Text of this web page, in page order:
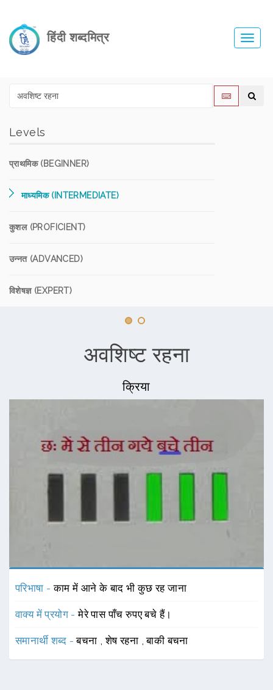
हिंदी शब्दमित्र
Levels
प्राथमिक (BEGINNER)
माध्यमिक (INTERMEDIATE)
कुशल (PROFICIENT)
उन्नत (ADVANCED)
विशेषज्ञ (EXPERT)
अवशिष्ट रहना
क्रिया
परिभाषा -काम में आने के बाद भी कुछ रह जाना
वाक्य में प्रयोग -मेरे पास पाँच रुपए बचे हैं।
समानार्थी शब्द -बचना ,शेष रहना ,बाकी बचना